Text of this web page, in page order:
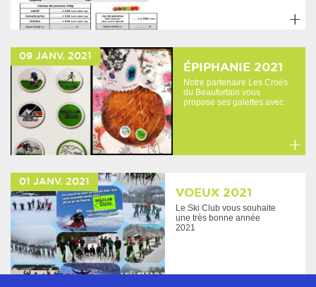
savoir
09 JANV. 2021
ÉPIPHANIE 2021
Notre partenaire Les Croës
du Beaufortain vous
propose ses galettes avec
01 JANV. 2021
VOEUX 2021
Le Ski Club vous souhaite
une très bonne année
2021